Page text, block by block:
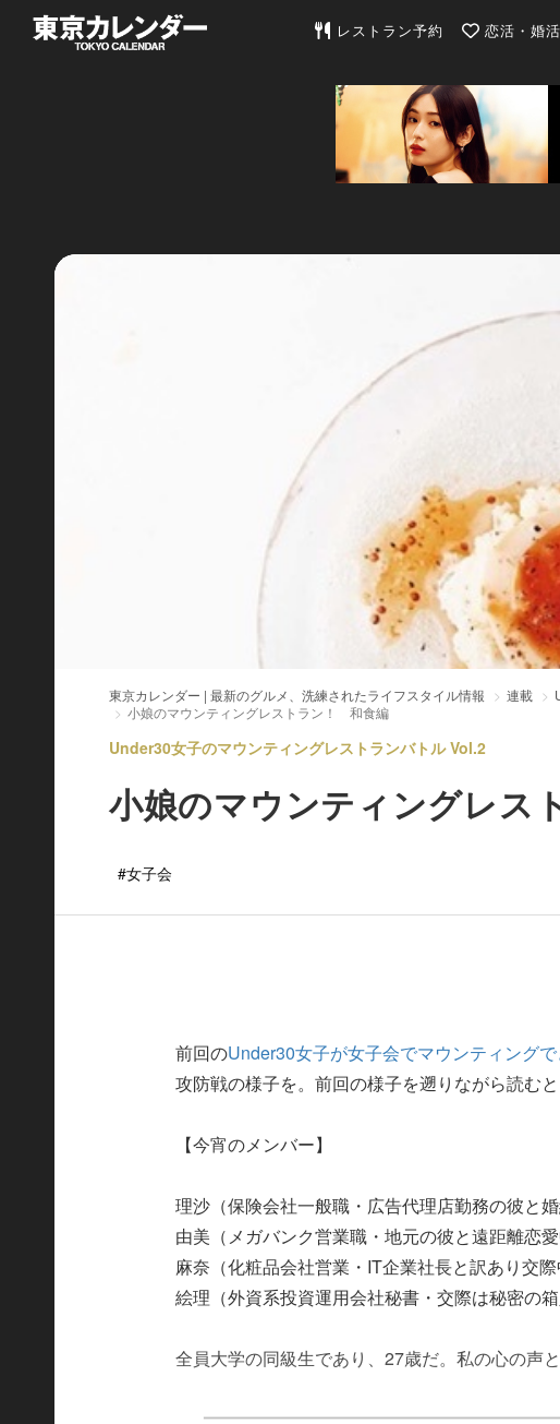
東京カレンダー | 最新のグルメ
レストラン予約 恋活・婚活
東京カレンダー | 最新のグルメ、洗練されたライフスタイル情報 連載
小娘のマウンティングレストラン！ 和食編
Under30女子のマウンティングレストランバトル Vol.2
小娘のマウンティングレ
#女子会
前回のUnder30女子が女子会でマウンティング
攻防戦の様子を。前回の様子を遡りながら読む
【今宵のメンバー】
理沙（保険会社一般職・広告代理店勤務の彼と婚
由美（メガバンク営業職・地元の彼と遠距離恋愛
麻奈（化粧品会社営業・IT企業社長と訳あり交際
絵理（外資系投資運用会社秘書・交際は秘密の箱
全員大学の同級生であり、27歳だ。私の心の声